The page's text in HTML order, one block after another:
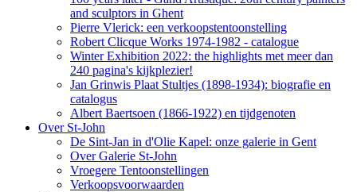
and sculptors in Ghent
Pierre Vlerick: een verkoopstentoonstelling
Robert Clicque Works 1974-1982 - catalogue
Winter Exhibition 2022: the highlights met meer dan
240 pagina's kijkplezier!
Jan Grinwis Plaat Stultjes (1898-1934): biografie en
catalogus
Albert Baertsoen (1866-1922) en tijdgenoten
Over St-John
De Sint-Jan in d'Olie Kapel: onze galerie in Gent
Over Galerie St-John
Vroegere Tentoonstellingen
Verkoopsvoorwaarden